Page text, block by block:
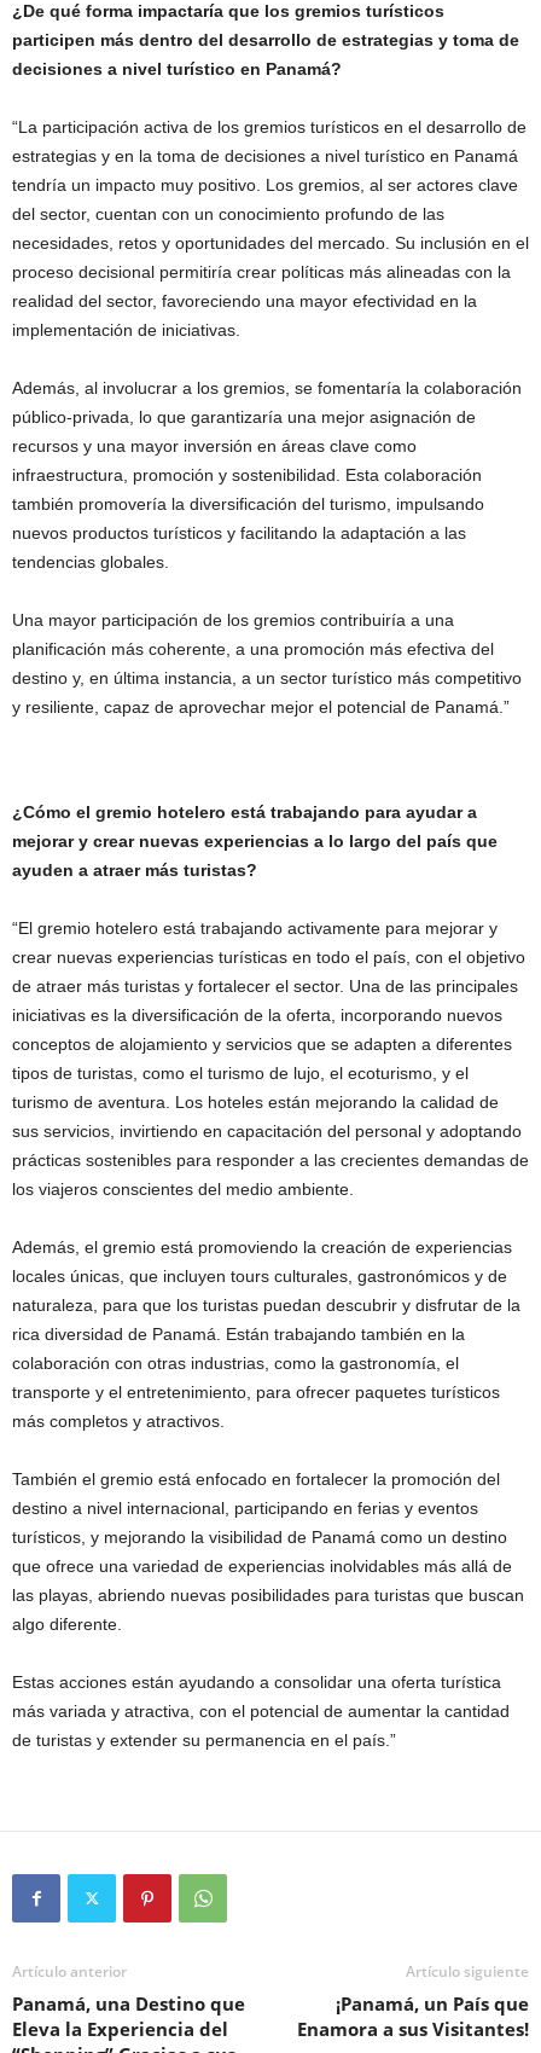
¿De qué forma impactaría que los gremios turísticos
participen más dentro del desarrollo de estrategias y toma de
decisiones a nivel turístico en Panamá?
“La participación activa de los gremios turísticos en el desarrollo de
estrategias y en la toma de decisiones a nivel turístico en Panamá
tendría un impacto muy positivo. Los gremios, al ser actores clave
del sector, cuentan con un conocimiento profundo de las
necesidades, retos y oportunidades del mercado. Su inclusión en el
proceso decisional permitiría crear políticas más alineadas con la
realidad del sector, favoreciendo una mayor efectividad en la
implementación de iniciativas.
Además, al involucrar a los gremios, se fomentaría la colaboración
público-privada, lo que garantizaría una mejor asignación de
recursos y una mayor inversión en áreas clave como
infraestructura, promoción y sostenibilidad. Esta colaboración
también promovería la diversificación del turismo, impulsando
nuevos productos turísticos y facilitando la adaptación a las
tendencias globales.
Una mayor participación de los gremios contribuiría a una
planificación más coherente, a una promoción más efectiva del
destino y, en última instancia, a un sector turístico más competitivo
y resiliente, capaz de aprovechar mejor el potencial de Panamá.”
¿Cómo el gremio hotelero está trabajando para ayudar a
mejorar y crear nuevas experiencias a lo largo del país que
ayuden a atraer más turistas?
“El gremio hotelero está trabajando activamente para mejorar y
crear nuevas experiencias turísticas en todo el país, con el objetivo
de atraer más turistas y fortalecer el sector. Una de las principales
iniciativas es la diversificación de la oferta, incorporando nuevos
conceptos de alojamiento y servicios que se adapten a diferentes
tipos de turistas, como el turismo de lujo, el ecoturismo, y el
turismo de aventura. Los hoteles están mejorando la calidad de
sus servicios, invirtiendo en capacitación del personal y adoptando
prácticas sostenibles para responder a las crecientes demandas de
los viajeros conscientes del medio ambiente.
Además, el gremio está promoviendo la creación de experiencias
locales únicas, que incluyen tours culturales, gastronómicos y de
naturaleza, para que los turistas puedan descubrir y disfrutar de la
rica diversidad de Panamá. Están trabajando también en la
colaboración con otras industrias, como la gastronomía, el
transporte y el entretenimiento, para ofrecer paquetes turísticos
más completos y atractivos.
También el gremio está enfocado en fortalecer la promoción del
destino a nivel internacional, participando en ferias y eventos
turísticos, y mejorando la visibilidad de Panamá como un destino
que ofrece una variedad de experiencias inolvidables más allá de
las playas, abriendo nuevas posibilidades para turistas que buscan
algo diferente.
Estas acciones están ayudando a consolidar una oferta turística
más variada y atractiva, con el potencial de aumentar la cantidad
de turistas y extender su permanencia en el país.”
Artículo anterior
Panamá, una Destino que
Eleva la Experiencia del
Artículo siguiente
¡Panamá, un País que
Enamora a sus Visitantes!